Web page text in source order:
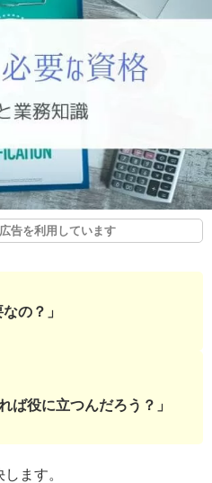
告を利用しています
の？ 」
ば役に立つんだろう？」
ます。